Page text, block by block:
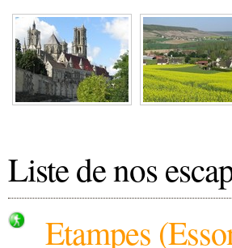
Liste de nos
Etampes